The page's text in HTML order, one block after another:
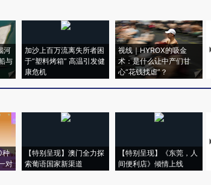
河
与
加沙上百万流离失所者困
于“塑料烤箱” 高温引发健
康危机
视线｜HYROX的吸金
术：是什么让中产们甘
心“花钱找虐”？
种
对
【特别呈现】澳门全力探
索葡语国家新渠道
【特别呈现】《东莞，人
间便利店》倾情上线